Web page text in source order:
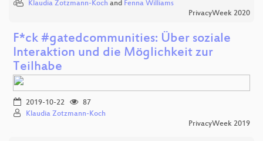
Klaudia Zotzmann-Koch and Fenna Williams
PrivacyWeek 2020
F*ck #gatedcommunities: Über soziale
Interaktion und die Möglichkeit zur
Teilhabe
2019-10-22
87
Klaudia Zotzmann-Koch
PrivacyWeek 2019